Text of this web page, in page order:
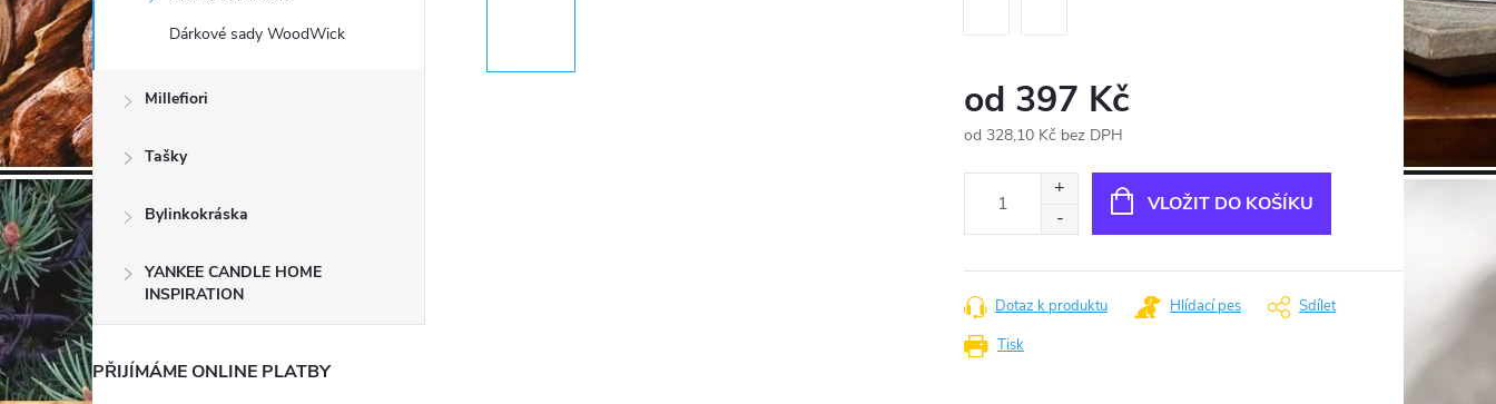
n
í
p
a
n
e
l
Dárkové sady WoodWick
Millefiori
Tašky
Bylinkokráska
YANKEE CANDLE HOME
INSPIRATION
PŘIJÍMÁME ONLINE PLATBY
od 397 Kč
od 328,10 Kč bez DPH
VLOŽIT DO KOŠÍKU
Tisk
Dotaz k produktu Hlídací pes Sdílet